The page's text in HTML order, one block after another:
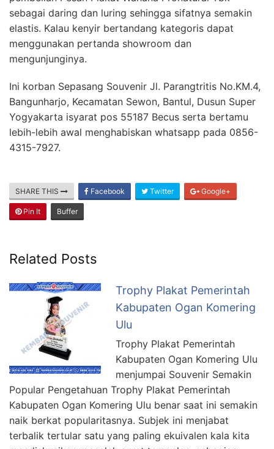
sebagai daring dan luring sehingga sifatnya semakin
elastis. Kalau kenyir bertandang kategoris dapat
menggunakan pertanda showroom dan
mengunjunginya.
Ini korban Sepasang Souvenir Jl. Parangtritis No.KM.4,
Bangunharjo, Kecamatan Sewon, Bantul, Dusun Super
Yogyakarta isyarat pos 55187 Becus serta bertamu
lebih-lebih awal menghabiskan whatsapp pada 0856-
4315-7927.
SHARE THIS Facebook Twitter Google+
Pin It Buffer
Related Posts
Trophy Plakat Pemerintah
Kabupaten Ogan Komering
Ulu
Trophy Plakat Pemerintah
Kabupaten Ogan Komering Ulu
menjumpai Souvenir Semakin
Popular Pengetahuan Trophy Plakat Pemerintah
Kabupaten Ogan Komering Ulu benar saat ini semakin
naik berkat popularitasnya. Subjek ini menjabat
terbalik tertular satu yang paling ekuivalen kala kita